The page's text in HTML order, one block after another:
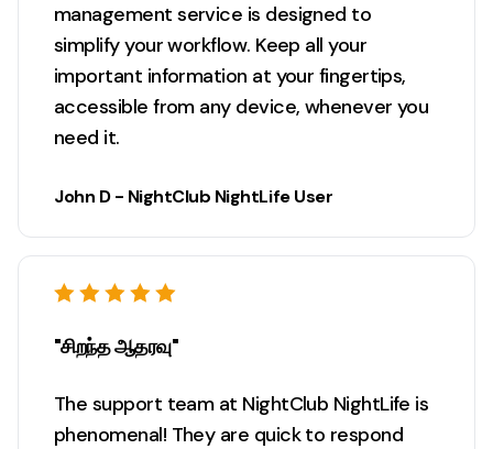
management service is designed to
simplify your workflow. Keep all your
important information at your fingertips,
accessible from any device, whenever you
need it.
John D - NightClub NightLife User
"சிறந்த ஆதரவு"
The support team at NightClub NightLife is
phenomenal! They are quick to respond